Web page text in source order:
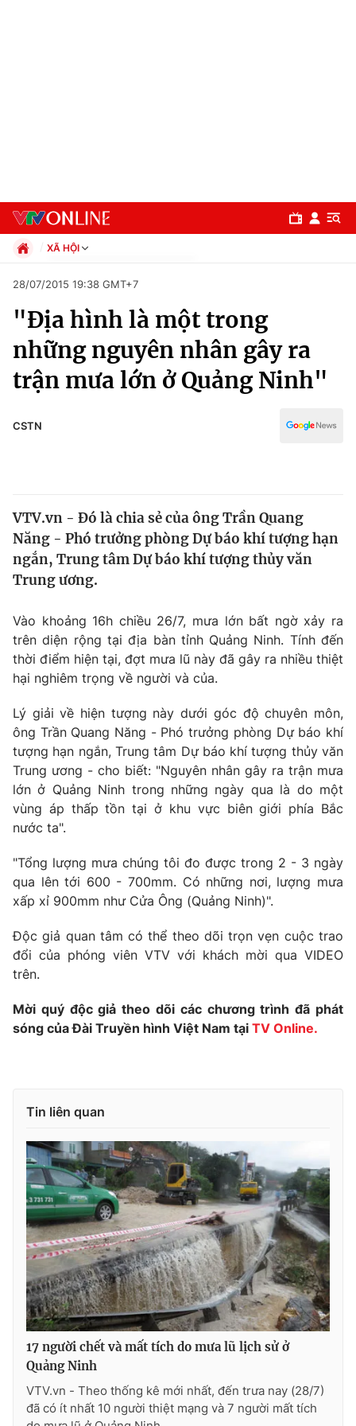
Chuyên mục
Chính trị
Thế giới
Tin tức
Câu chuyện quốc tế
Kinh tế
Tài chính
Thị trường
Góc doanh nghiệp
Dữ liệu và đời sống
Truyền hình
Phim VTV
Hậu trường
Nhân vật
Khán giả
Giải trí
Điện ảnh
Âm nhạc
Sao
Đời sống
Du lịch
Chất lượng cuộc sống
Giáo dục
Tuyển sinh
Học trực tuyến
Công nghệ
Hitech Công nghệ tương lai
Sản phẩm
Thị trường
Lịch phát sóng
Chuyên mục khác
Video Shorts video
VTV Money VTV Thể thao
VTV Sức khoẻ Bất động sản
Thị trường 24h Tấm lòng Việt
VTV4 Vươn mình bằng AI
VTV9
Liên hệ tòa soạn English
XÃ HỘI
Xã hội
Pháp luật
Thể thao
Truyền hình
28/07/2015 19:38 GMT+7
"Địa hình là một trong
những nguyên nhân gây ra
trận mưa lớn ở Quảng Ninh"
CSTN
VTV.vn - Đó là chia sẻ của ông Trần Quang
Năng - Phó trưởng phòng Dự báo khí tượng hạn
ngắn, Trung tâm Dự báo khí tượng thủy văn
Trung ương.
Vào khoảng 16h chiều 26/7, mưa lớn bất ngờ xảy ra
trên diện rộng tại địa bàn tỉnh Quảng Ninh. Tính đến
thời điểm hiện tại, đợt mưa lũ này đã gây ra nhiều thiệt
hại nghiêm trọng về người và của.
Lý giải về hiện tượng này dưới góc độ chuyên môn,
ông Trần Quang Năng - Phó trưởng phòng Dự báo khí
tượng hạn ngắn, Trung tâm Dự báo khí tượng thủy văn
Trung ương - cho biết: "Nguyên nhân gây ra trận mưa
lớn ở Quảng Ninh trong những ngày qua là do một
vùng áp thấp tồn tại ở khu vực biên giới phía Bắc
nước ta".
"Tổng lượng mưa chúng tôi đo được trong 2 - 3 ngày
qua lên tới 600 - 700mm. Có những nơi, lượng mưa
xấp xỉ 900mm như Cửa Ông (Quảng Ninh)".
Độc giả quan tâm có thể theo dõi trọn vẹn cuộc trao
đổi của phóng viên VTV với khách mời qua VIDEO
trên.
Mời quý độc giả theo dõi các chương trình đã phát
sóng của Đài Truyền hình Việt Nam tại TV Online.
Tin liên quan
17 người chết và mất tích do mưa lũ lịch sử ở
Quảng Ninh
VTV.vn - Theo thống kê mới nhất, đến trưa nay (28/7)
đã có ít nhất 10 người thiệt mạng và 7 người mất tích